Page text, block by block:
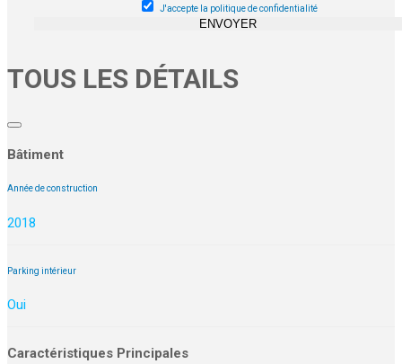
J'accepte la politique de confidentialité
ENVOYER
TOUS LES DÉTAILS
Bâtiment
Année de construction
2018
Parking intérieur
Oui
Caractéristiques Principales